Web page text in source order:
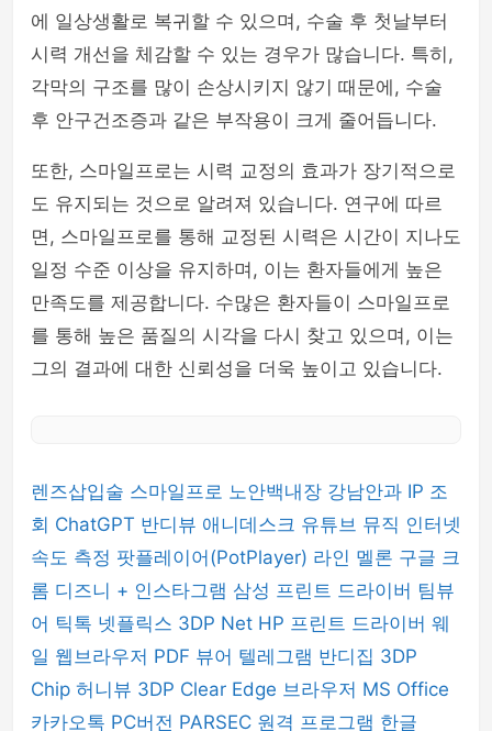
에 일상생활로 복귀할 수 있으며, 수술 후 첫날부터
시력 개선을 체감할 수 있는 경우가 많습니다. 특히,
각막의 구조를 많이 손상시키지 않기 때문에, 수술
후 안구건조증과 같은 부작용이 크게 줄어듭니다.
또한, 스마일프로는 시력 교정의 효과가 장기적으로
도 유지되는 것으로 알려져 있습니다. 연구에 따르
면, 스마일프로를 통해 교정된 시력은 시간이 지나도
일정 수준 이상을 유지하며, 이는 환자들에게 높은
만족도를 제공합니다. 수많은 환자들이 스마일프로
를 통해 높은 품질의 시각을 다시 찾고 있으며, 이는
그의 결과에 대한 신뢰성을 더욱 높이고 있습니다.
렌즈삽입술 스마일프로 노안백내장 강남안과 IP 조
회 ChatGPT 반디뷰 애니데스크 유튜브 뮤직 인터넷
속도 측정 팟플레이어(PotPlayer) 라인 멜론 구글 크
롬 디즈니 + 인스타그램 삼성 프린트 드라이버 팀뷰
어 틱톡 넷플릭스 3DP Net HP 프린트 드라이버 웨
일 웹브라우저 PDF 뷰어 텔레그램 반디집 3DP
Chip 허니뷰 3DP Clear Edge 브라우저 MS Office
카카오톡 PC버전 PARSEC 원격 프로그램 한글